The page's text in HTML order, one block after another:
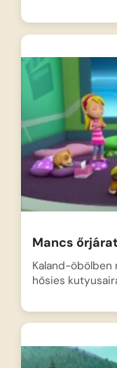
Mancs
Kaland-öbölben
hősies